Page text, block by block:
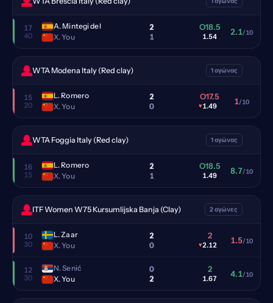
17
40
A. Mintegi del
X. You
2
1
O18.5
1.54 2.1/10
WTA Modena Italy (Red clay) 1 αγώνας
15
20
L. Romero
X. You
2
0
O17.5
▾1.49 1/10
WTA Foggia Italy (Red clay) 1 αγώνας
16
15
L. Romero
X. You
2
1
O18.5
1.49 8.7/10
ITF Women W75 Kursumlijska Banja (Clay) 2 αγώνες
10
30
L. Zaar
X. You
2
0
2
▾2.12 1.5/10
12
30
N. Senić
X. You
0
2
2
1.67 4.1/10